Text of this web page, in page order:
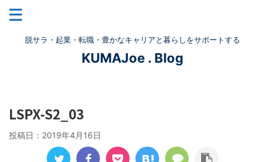
脱サラ・起業・転職・豊かなキャリアと暮らしをサポートする
KUMAJoe . Blog
LSPX-S2_03
投稿日： 2019年4月16日